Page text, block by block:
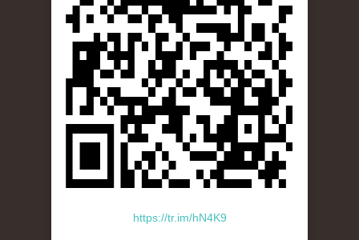
https://tr.im/hN4K9